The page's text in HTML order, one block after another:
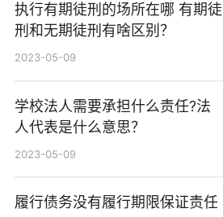
执行有期徒刑的场所在哪 有期徒
刑和无期徒刑有啥区别？
2023-05-09
学校法人需要承担什么责任?法
人代表是什么意思？
2023-05-09
履行债务没有履行期限保证责任